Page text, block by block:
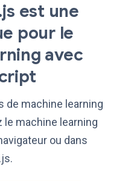
est une
pour le
avec
de machine learning
machine learning
ou dans